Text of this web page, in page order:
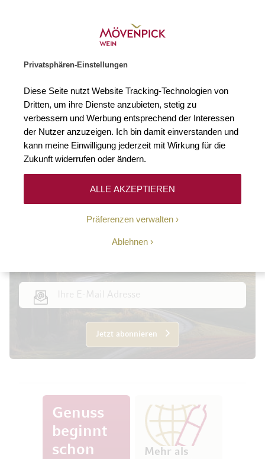
Privatsphären-Einstellungen
Diese Seite nutzt Website Tracking-Technologien von
Dritten, um ihre Dienste anzubieten, stetig zu
verbessern und Werbung entsprechend der Interessen
der Nutzer anzuzeigen. Ich bin damit einverstanden und
kann meine Einwilligung jederzeit mit Wirkung für die
Zukunft widerrufen oder ändern.
Präferenzen verwalten
Ablehnen
ALLE AKZEPTIEREN
Keine Ergebnisse
10-Euro-Willkommens-
Jetzt abonnieren
Genuss
beginnt
schon
Mehr als